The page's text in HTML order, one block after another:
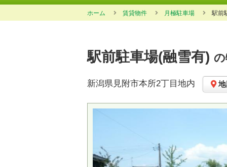
ホーム 賃貸物件 月極駐車場 駅前
駅前駐車場(融雪有)
新潟県見附市本所2丁目地内 地